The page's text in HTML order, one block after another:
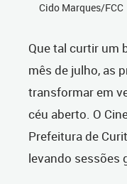
Cido Marques/FCC
Que tal curtir um
mês de julho, as
transformar em
céu aberto. O
Prefeitura de
levando sessões